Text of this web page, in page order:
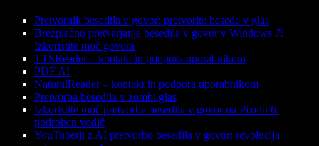
Pretvornik besedila v govor: pretvorite besede v glas
Brezplačno pretvarjanje besedila v govor v Windows 7:
Izkoristite moč govora
TTSReader – kontakt in podpora uporabnikom
PDF AI
NaturalReader – kontakt in podpora uporabnikom
Pretvorba besedila v zombi glas
Izkoristite moč pretvorbe besedila v govor na Pixelu 6:
podroben vodič
YouTuberji z AI pretvorbo besedila v govor: revolucija